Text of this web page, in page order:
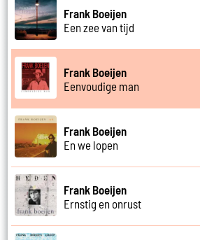
Frank Boeijen
Een zee van tijd
Frank Boeijen
Eenvoudige man
Frank Boeijen
En we lopen
Frank Boeijen
Ernstig en onrust